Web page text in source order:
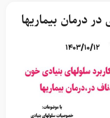
درمان بیماریها